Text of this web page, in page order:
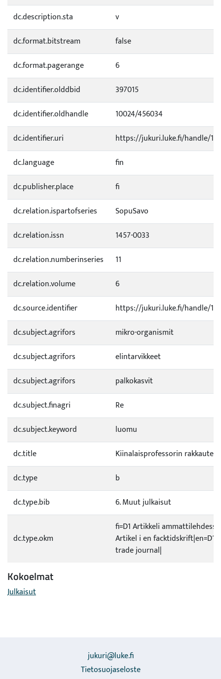
dc.description.sta
v
dc.format.bitstream
false
dc.format.pagerange
6
dc.identifier.olddbid
397015
dc.identifier.oldhandle
10024/456034
dc.identifier.uri
https://jukuri.luke.fi/handle/
dc.language
fin
dc.publisher.place
fi
dc.relation.ispartofseries
SopuSavo
dc.relation.issn
1457-0033
dc.relation.numberinseries
11
dc.relation.volume
6
dc.source.identifier
https://jukuri.luke.fi/handle/
dc.subject.agrifors
mikro-organismit
dc.subject.agrifors
elintarvikkeet
dc.subject.agrifors
palkokasvit
dc.subject.finagri
Re
dc.subject.keyword
luomu
dc.title
Kiinalaisprofessorin
dc.type
b
dc.type.bib
6. Muut julkaisut
dc.type.okm
fi=D1 Artikkeli
Artikel i en facktidskrift|en=D1
trade journal|
Kokoelmat
Julkaisut
jukuri@luke.fi
Tietosuojaseloste